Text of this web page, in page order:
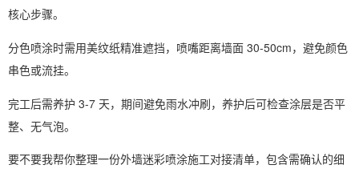
核心步骤。
分色喷涂时需用美纹纸精准遮挡，喷嘴距离墙面 30-50cm，避免颜色
串色或流挂。
完工后需养护 3-7 天，期间避免雨水冲刷，养护后可检查涂层是否平
整、无气泡。
要不要我帮你整理一份外墙迷彩喷涂施工对接清单，包含需确认的细